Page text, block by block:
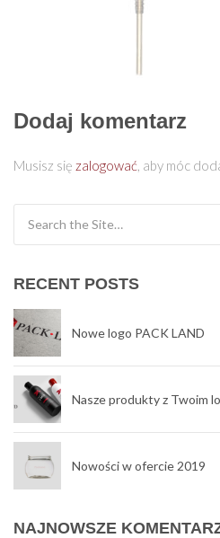
Dodaj komentarz
Musisz się zalogować, aby móc
RECENT POSTS
Nowe logo PACK LAND
Nasze produkty z Twoim
Nowości w ofercie 2019
NAJNOWSZE